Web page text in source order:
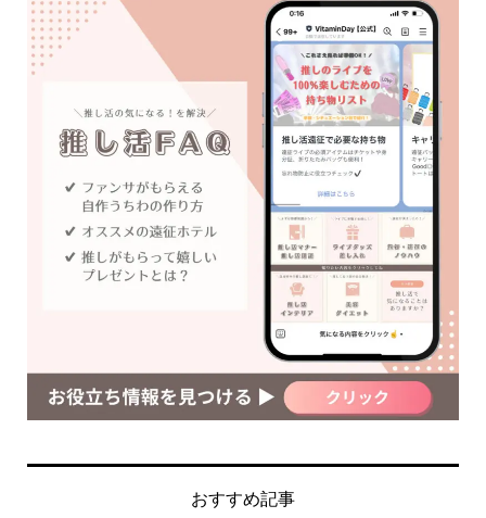
おすすめ記事